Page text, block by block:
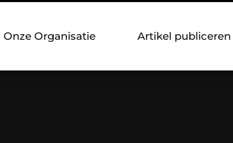
Onze Organisatie Artikel publiceren